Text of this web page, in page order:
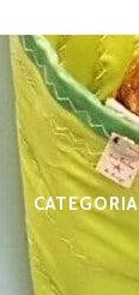
CATEGORIA